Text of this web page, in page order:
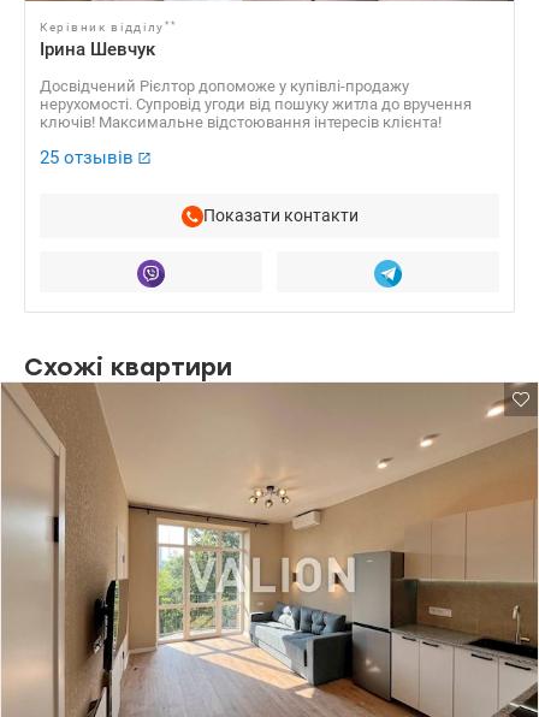
Керівник відділу **
Ірина Шевчук
Досвідчений Рієлтор допоможе у купівлі-продажу
нерухомості. Супровід угоди від пошуку житла до вручення
ключів! Максимальне відстоювання інтересів клієнта!
25 отзывів
Показати контакти
Схожі квартири